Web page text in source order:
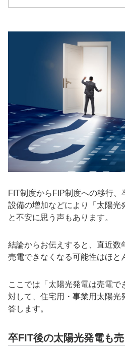
FIT制度からFIP制度への移行
設備の増加などにより「太陽光
と不安に思う声もあります。
結論からお伝えすると、直近数
売電できなくなる可能性はほと
ここでは「太陽光発電は売電で
対して、住宅用・事業用太陽光
答します。
卒FIT後の太陽光発電も